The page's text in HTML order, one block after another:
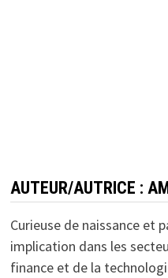
AUTEUR/AUTRICE :
Curieuse de naissance et
implication dans les
finance et de la